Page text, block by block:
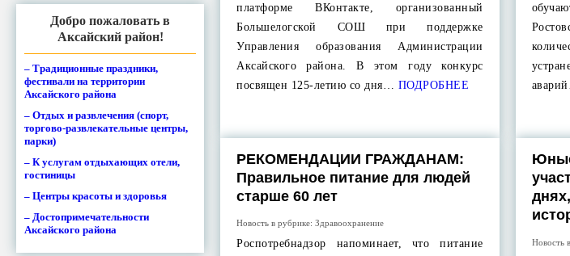
Добро пожаловать в
Аксайский район!
– Традиционные праздники,
фестивали на территории
Аксайского района
– Отдых и развлечения (спорт,
торгово-развлекательные центры,
парки)
– К услугам отдыхающих отели,
гостиницы
– Центры красоты и здоровья
– Достопримечательности
Аксайского района
платформе ВКонтакте, организованный
Большелогской СОШ при поддержке
Управления образования Администрации
Аксайского района. В этом году конкурс
посвящен 125-летию со дня… ПОДРОБНЕЕ
РЕКОМЕНДАЦИИ ГРАЖДАНАМ:
Правильное питание для людей
старше 60 лет
Новость в рубрике:Здравоохранение
Роспотребнадзор напоминает, что питание
Новость